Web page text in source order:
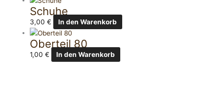
Schuhe
3,00€ In den Warenkorb
Oberteil 80
1,00€ In den Warenkorb